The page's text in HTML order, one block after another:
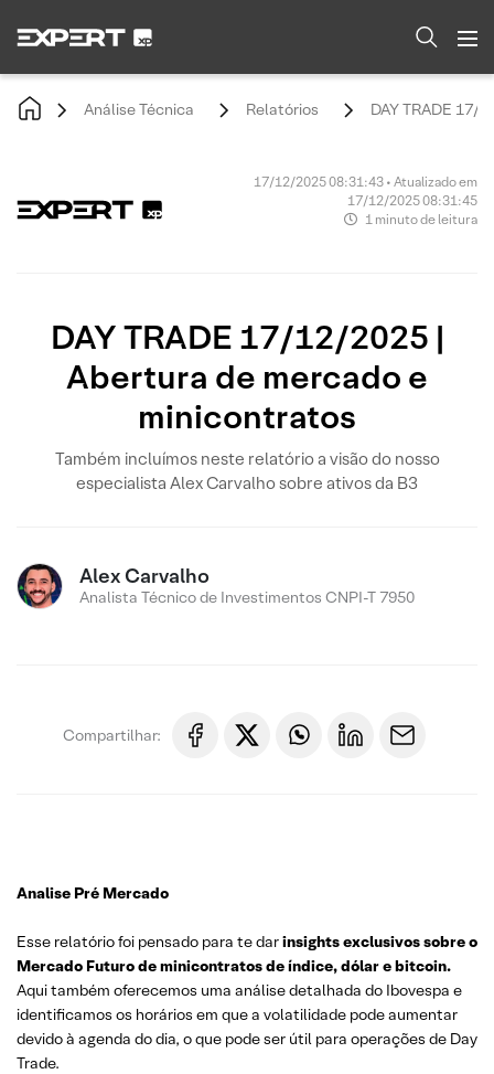
Análise Técnica Relatórios DAY TRADE 17/
17/12/2025 08:31:43 • Atualizado em
17/12/2025 08:31:45
1 minuto de leitura
DAY TRADE 17/12/2025 |
Abertura de mercado e
minicontratos
Também incluímos neste relatório a visão do nosso
especialista Alex Carvalho sobre ativos da B3
Alex Carvalho
Analista Técnico de Investimentos CNPI-T 7950
Compartilhar:
Analise Pré Mercado
Esse relatório foi pensado para te darinsights exclusivos sobre o
Mercado Futuro de minicontratos de índice, dólar e bitcoin.
Aqui também oferecemos uma análise detalhada do Ibovespa e
identificamos os horários em que a volatilidade pode aumentar
devido à agenda do dia, o que pode ser útil para operações de Day
Trade.